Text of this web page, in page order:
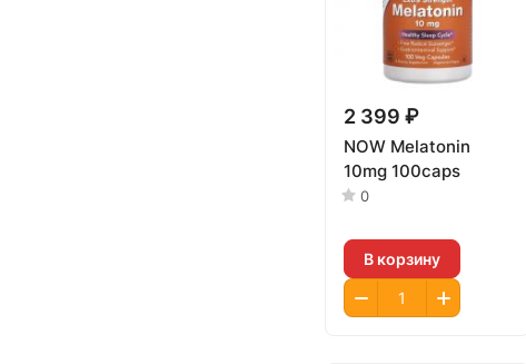
2 399 ₽
NOW Melatonin
10mg 100caps
0
В корзину